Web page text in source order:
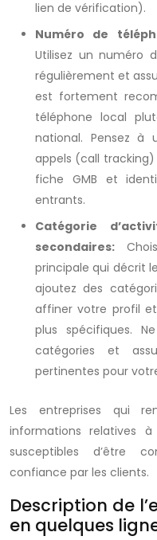
lien de vérification).
Numéro de
Utilisez un numéro
régulièrement et
est fortement
téléphone local
national. Pensez à
appels (call
fiche GMB et
entrants.
Catégorie
secondaires:
principale qui décrit
ajoutez des
affiner votre profil
plus spécifiques.
catégories et
pertinentes pour
Les entreprises qui
informations relatives
susceptibles d’être
confiance par les clients.
Description de
en quelques